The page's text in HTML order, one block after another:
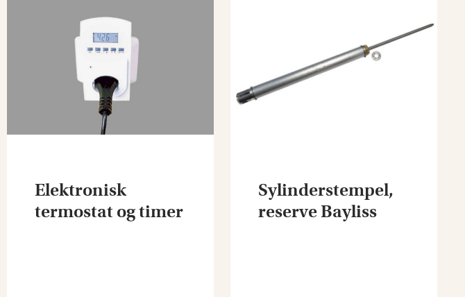
Elektronisk
termostat og timer
Sylinderstempel,
reserve Bayliss